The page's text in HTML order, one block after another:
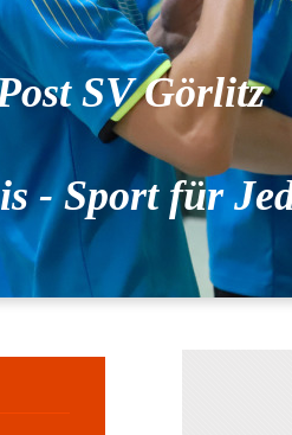
SV Görlitz
- Sport für